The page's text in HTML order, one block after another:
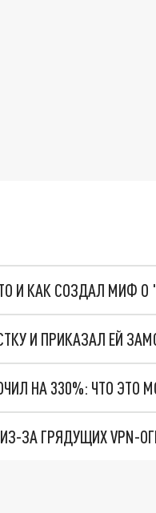
И КАК СОЗДАЛ МИФ
И ПРИКАЗАЛ ЕЙ
НА 330%: ЧТО ЭТО
ЗА ГРЯДУЩИХ VPN-